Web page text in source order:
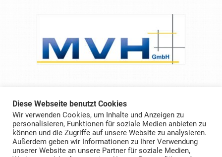
Seit ihrer Gründung hat sich die MVH GmbH zu einem
gefragten Partner für industrielles Outsourcing …
Diese Webseite benutzt Cookies
Wir verwenden Cookies, um Inhalte und Anzeigen zu
personalisieren, Funktionen für soziale Medien anbieten zu
können und die Zugriffe auf unsere Website zu analysieren.
Außerdem geben wir Informationen zu Ihrer Verwendung
unserer Website an unsere Partner für soziale Medien,